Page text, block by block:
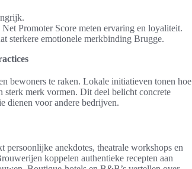
Promoter Score meten ervaring en loyaliteit.
sterkere emotionele merkbinding Brugge.
bewoners te raken. Lokale initiatieven tonen hoe
sterk merk vormen. Dit deel belicht concrete
dienen voor andere bedrijven.
anekdotes, theatrale workshops en
koppelen authentieke recepten aan